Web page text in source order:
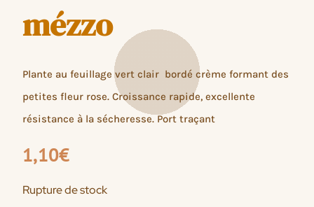
mézzo
Plante au feuillage vert clair bordé crème formant des
petites fleur rose. Croissance rapide, excellente
résistance à la sécheresse. Port traçant
1,10€
Rupture de stock